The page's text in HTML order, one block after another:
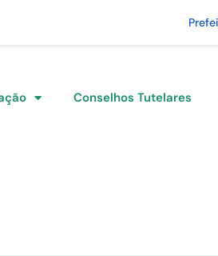
Conselhos Tutelares